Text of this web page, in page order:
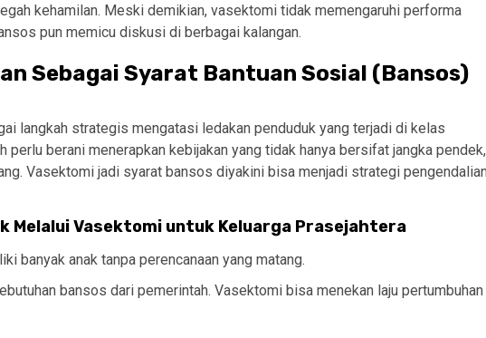
kehamilan. Meski demikian, vasektomi tidak memengaruhi performa
pun memicu diskusi di berbagai kalangan.
Sebagai Syarat Bantuan Sosial (Bansos)
langkah strategis mengatasi ledakan penduduk yang terjadi di kelas
perlu berani menerapkan kebijakan yang tidak hanya bersifat jangka pendek,
Vasektomi jadi syarat bansos diyakini bisa menjadi strategi
Melalui Vasektomi untuk Keluarga Prasejahtera
banyak anak tanpa perencanaan yang matang.
bansos dari pemerintah. Vasektomi bisa menekan laju pertumbuhan